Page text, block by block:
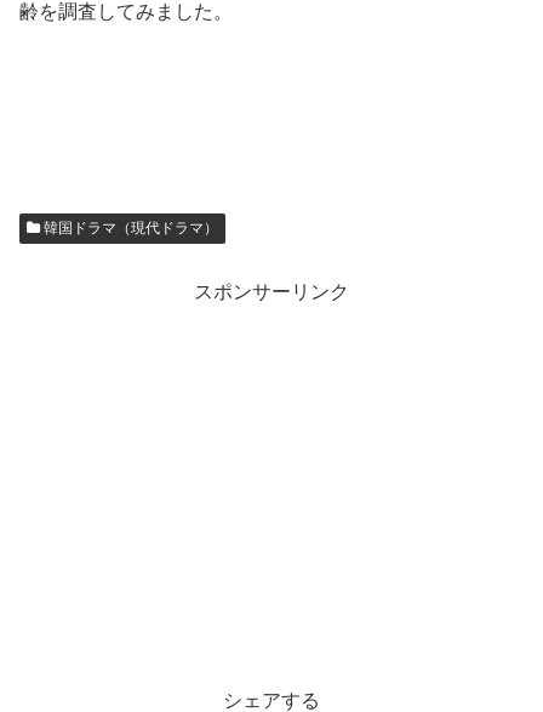
齢を調査してみました。
韓国ドラマ（現代ドラマ）
スポンサーリンク
シェアする